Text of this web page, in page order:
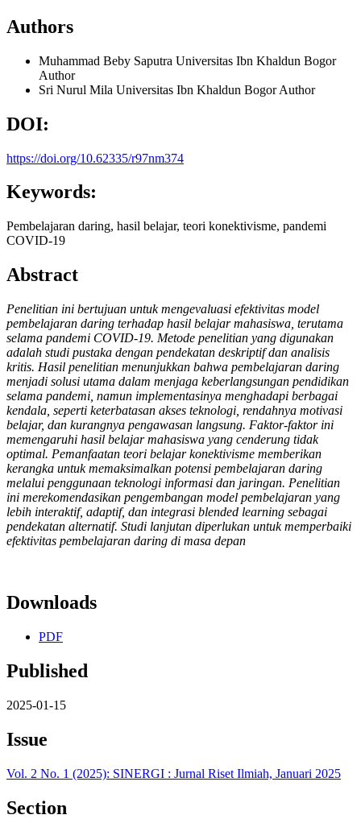
Authors
Muhammad Beby Saputra Universitas Ibn Khaldun Bogor
Author
Sri Nurul Mila Universitas Ibn Khaldun BogorAuthor
DOI:
https://doi.org/10.62335/r97nm374
Keywords:
Pembelajaran daring, hasil belajar, teori konektivisme, pandemi
COVID-19
Abstract
Penelitian ini bertujuan untuk mengevaluasi efektivitas model
pembelajaran daring terhadap hasil belajar mahasiswa, terutama
selama pandemi COVID-19. Metode penelitian yang digunakan
adalah studi pustaka dengan pendekatan deskriptif dan analisis
kritis. Hasil penelitian menunjukkan bahwa pembelajaran daring
menjadi solusi utama dalam menjaga keberlangsungan pendidikan
selama pandemi, namun implementasinya menghadapi berbagai
kendala, seperti keterbatasan akses teknologi, rendahnya motivasi
belajar, dan kurangnya pengawasan langsung. Faktor-faktor ini
memengaruhi hasil belajar mahasiswa yang cenderung tidak
optimal. Pemanfaatan teori belajar konektivisme memberikan
kerangka untuk memaksimalkan potensi pembelajaran daring
melalui penggunaan teknologi informasi dan jaringan. Penelitian
ini merekomendasikan pengembangan model pembelajaran yang
lebih interaktif, adaptif, dan integrasi blended learning sebagai
pendekatan alternatif. Studi lanjutan diperlukan untuk memperbaiki
efektivitas pembelajaran daring di masa depan
Downloads
PDF
Published
2025-01-15
Issue
Vol. 2 No. 1 (2025): SINERGI : Jurnal Riset Ilmiah, Januari 2025
Section